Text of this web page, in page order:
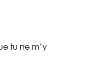
tu ne m’y